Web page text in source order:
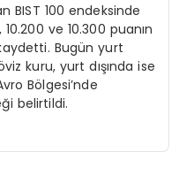
BIST 100 endeksinde
ve 10.300 puanın
Bugün yurt
kuru, yurt dışında ise
Bölgesi’nde
belirtildi.